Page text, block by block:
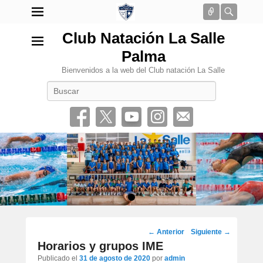
Conectar
Club Natación La Salle
Palma
Bienvenidos a la web del Club natación La Salle
•
Navegación
por
los
← Anterior Siguiente →
Horarios y grupos IME
Publicado el 31 de agosto de 2020 por admin